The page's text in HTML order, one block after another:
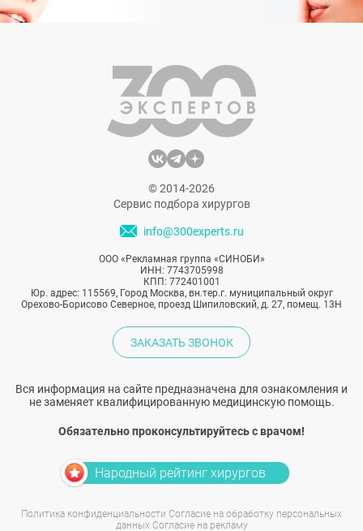
© 2014-2026
Сервис подбора хирургов
info@300experts.ru
ООО «Рекламная группа «СИНОБИ»
ИНН: 7743705998
КПП: 772401001
Юр. адрес: 115569, Город Москва, вн.тер.г. муниципальный округ
Орехово-Борисово Северное, проезд Шипиловский, д. 27, помещ. 13Н
ЗАКАЗАТЬ ЗВОНОК
Вся информация на сайте предназначена для ознакомления и
не заменяет квалифицированную медицинскую помощь.
Обязательно проконсультируйтесь с врачом!
Народный рейтинг хирургов
Политика конфиденциальности Согласие на обработку персональных
данных Согласие на рекламу